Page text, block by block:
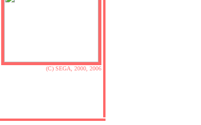
(C) SEGA, 2000, 2006